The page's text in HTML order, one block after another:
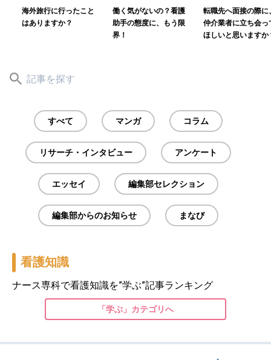
海外旅行に行ったこと
はありますか？
働く気がないの？看護
助手の態度に、もう限
界！
転職先へ面接の際に
仲介業者に立ち会っ
ほしいと思いますか
すべて マンガ コラム
リサーチ・インタビュー アンケート
エッセイ 編集部セレクション
編集部からのお知らせ まなび
看護知識
ナース専科で看護知識を”学ぶ”記事ランキング
「学ぶ」カテゴリへ